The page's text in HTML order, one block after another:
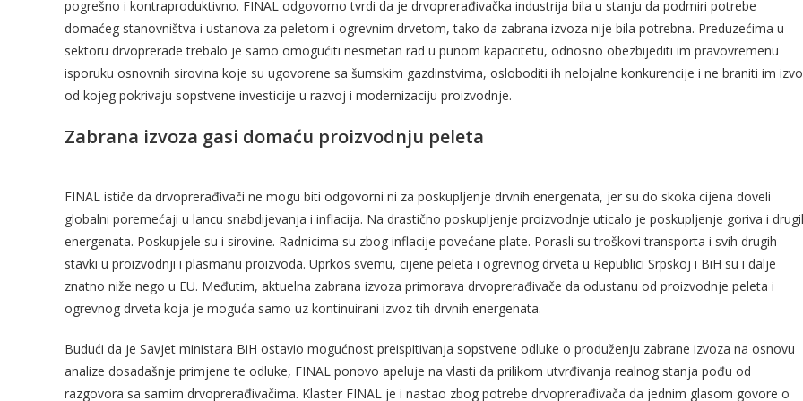
pogrešno i kontraproduktivno. FINAL odgovorno tvrdi da je drvoprerađivačka industrija bila u stanju da podmiri potrebe
domaćeg stanovništva i ustanova za peletom i ogrevnim drvetom, tako da zabrana izvoza nije bila potrebna. Preduzećima u
sektoru drvoprerade trebalo je samo omogućiti nesmetan rad u punom kapacitetu, odnosno obezbijediti im pravovremenu
isporuku osnovnih sirovina koje su ugovorene sa šumskim gazdinstvima, osloboditi ih nelojalne konkurencije i ne braniti im
od kojeg pokrivaju sopstvene investicije u razvoj i modernizaciju proizvodnje.
Zabrana izvoza gasi domaću proizvodnju peleta
FINAL ističe da drvoprerađivači ne mogu biti odgovorni ni za poskupljenje drvnih energenata, jer su do skoka cijena doveli
globalni poremećaji u lancu snabdijevanja i inflacija. Na drastično poskupljenje proizvodnje uticalo je poskupljenje goriva i
energenata. Poskupjele su i sirovine. Radnicima su zbog inflacije povećane plate. Porasli su troškovi transporta i svih drugih
stavki u proizvodnji i plasmanu proizvoda. Uprkos svemu, cijene peleta i ogrevnog drveta u Republici Srpskoj i BiH su i dalje
znatno niže nego u EU. Međutim, aktuelna zabrana izvoza primorava drvoprerađivače da odustanu od proizvodnje peleta i
ogrevnog drveta koja je moguća samo uz kontinuirani izvoz tih drvnih energenata.
Budući da je Savjet ministara BiH ostavio mogućnost preispitivanja sopstvene odluke o produženju zabrane izvoza na osnovu
analize dosadašnje primjene te odluke, FINAL ponovo apeluje na vlasti da prilikom utvrđivanja realnog stanja pođu od
razgovora sa samim drvoprerađivačima. Klaster FINAL je i nastao zbog potrebe drvoprerađivača da jednim glasom govore o